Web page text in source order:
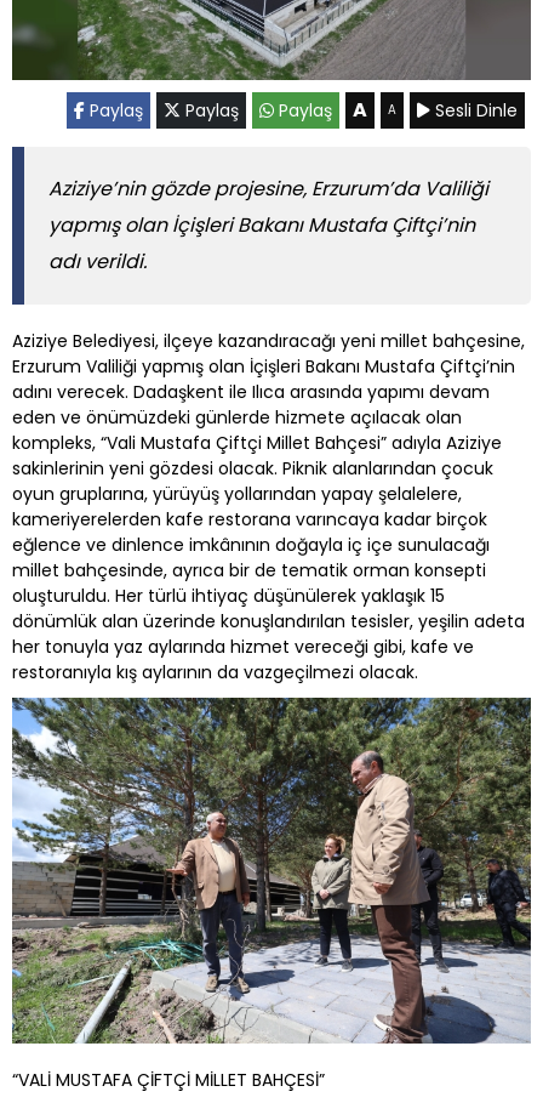
Paylaş Paylaş Paylaş A A Sesli Dinle
Aziziye’nin gözde projesine, Erzurum’da Valiliği
yapmış olan İçişleri Bakanı Mustafa Çiftçi’nin
adı verildi.
Aziziye Belediyesi, ilçeye kazandıracağı yeni millet bahçesine,
Erzurum Valiliği yapmış olan İçişleri Bakanı Mustafa Çiftçi’nin
adını verecek. Dadaşkent ile Ilıca arasında yapımı devam
eden ve önümüzdeki günlerde hizmete açılacak olan
kompleks, “Vali Mustafa Çiftçi Millet Bahçesi” adıyla Aziziye
sakinlerinin yeni gözdesi olacak. Piknik alanlarından çocuk
oyun gruplarına, yürüyüş yollarından yapay şelalelere,
kameriyerelerden kafe restorana varıncaya kadar birçok
eğlence ve dinlence imkânının doğayla iç içe sunulacağı
millet bahçesinde, ayrıca bir de tematik orman konsepti
oluşturuldu. Her türlü ihtiyaç düşünülerek yaklaşık 15
dönümlük alan üzerinde konuşlandırılan tesisler, yeşilin adeta
her tonuyla yaz aylarında hizmet vereceği gibi, kafe ve
restoranıyla kış aylarının da vazgeçilmezi olacak.
“VALİ MUSTAFA ÇİFTÇİ MİLLET BAHÇESİ”